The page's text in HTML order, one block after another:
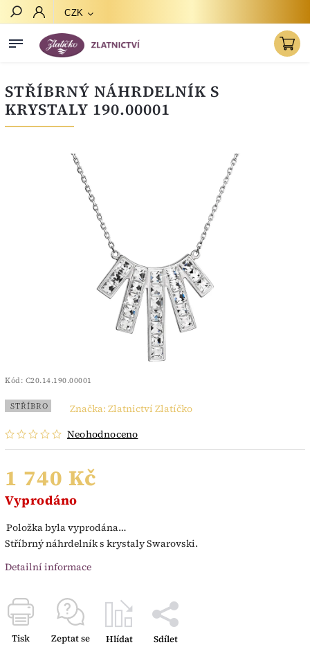
CZK
STŘÍBRNÝ NÁHRDELNÍK S
KRYSTALY 190.00001
Kód: C20.14.190.00001
STŘÍBRO
Neohodnoceno
Značka: Zlatnictví Zlatíčko
1 740 Kč
Vyprodáno
Položka byla vyprodána…
Stříbrný náhrdelník s krystaly Swarovski.
Detailní informace
Tisk Zeptat se Hlídat Sdílet